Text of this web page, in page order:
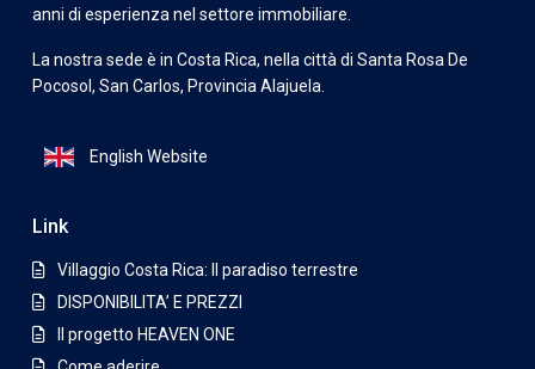
anni di esperienza nel settore immobiliare.
La nostra sede è in Costa Rica, nella città di Santa Rosa De
Pocosol, San Carlos, Provincia Alajuela.
English Website
Link
Villaggio Costa Rica: Il paradiso terrestre
DISPONIBILITA’ E PREZZI
Il progetto HEAVEN ONE